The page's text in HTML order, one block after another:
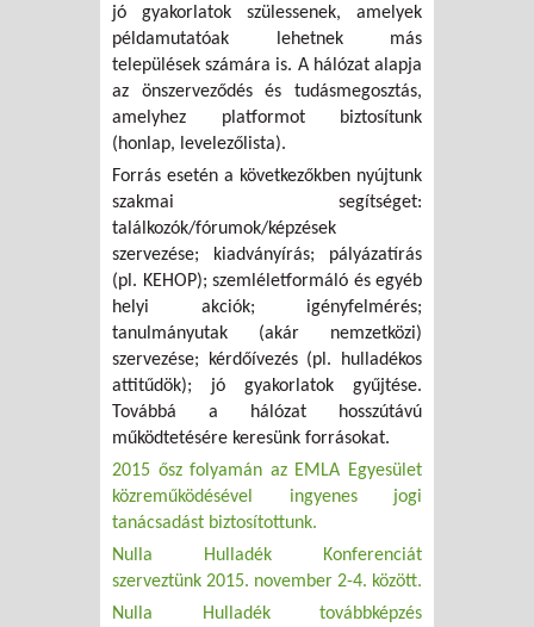
jó gyakorlatok szülessenek, amelyek
példamutatóak lehetnek más
települések számára is. A hálózat alapja
az önszerveződés és tudásmegosztás,
amelyhez platformot biztosítunk
(honlap, levelezőlista).
Forrás esetén a következőkben nyújtunk
szakmai segítséget:
találkozók/fórumok/képzések
szervezése; kiadványírás; pályázatírás
(pl. KEHOP); szemléletformáló és egyéb
helyi akciók; igényfelmérés;
tanulmányutak (akár nemzetközi)
szervezése; kérdőívezés (pl. hulladékos
attitűdök); jó gyakorlatok gyűjtése.
Továbbá a hálózat hosszútávú
működtetésére keresünk forrásokat.
2015 ősz folyamán az EMLA Egyesület
közreműködésével ingyenes jogi
tanácsadást biztosítottunk.
Nulla Hulladék Konferenciát
szerveztünk 2015. november 2-4. között.
Nulla Hulladék továbbképzés